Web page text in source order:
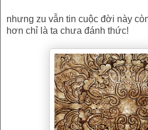
nhưng zu vẫn tin cuộc đời này
hơn chỉ là ta chưa đánh thức!